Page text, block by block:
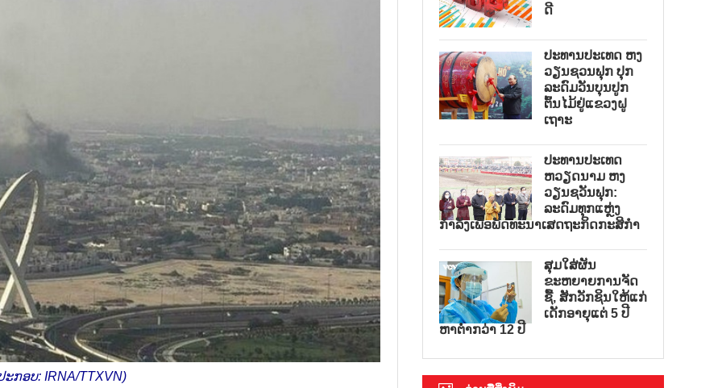
ະກອບ: IRNA/TTXVN)
ດີ
ປະທານປະເທດ ຫງ
ວຽນຊວນຟຸກ ປຸກ
ລະດົມວັນບຸນປູກ
ຕົ້ນໄມ້ຢູ່ແຂວງຝູ
ເຖາະ
ປະທານປະເທດ
ຫວຽດນາມ ຫງ
ວຽນຊວັນຟຸກ:
ລະດົມທຸກແຫຼ່ງ
ກຳລັງເພື່ອພັດທະນາເສດຖະກິດກະສິກຳ
ສຸມໃສ່ຜັນ
ຂະຫຍາຍການຈັດ
ຊື້, ສັກວັກຊິນໃຫ້ແກ່
ເດັກອາຍຸແຕ່ 5 ປີ
ຫາຕ່ຳກວ່າ 12 ປີ